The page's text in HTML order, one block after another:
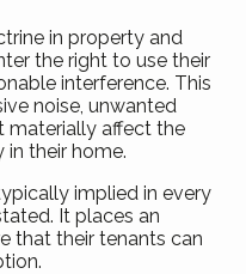
in property and
the right to use their
interference. This
noise, unwanted
materially affect the
their home.
implied in every
It places an
that their tenants can